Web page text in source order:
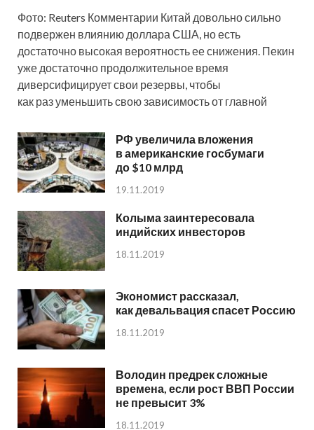
Фото: Reuters Комментарии Китай довольно сильно
подвержен влиянию доллара США, но есть
достаточно высокая вероятность ее снижения. Пекин
уже достаточно продолжительное время
диверсифицирует свои резервы, чтобы
как раз уменьшить свою зависимость от главной
РФ увеличила вложения
в американские госбумаги
до $10 млрд
19.11.2019
Колыма заинтересовала
индийских инвесторов
18.11.2019
Экономист рассказал,
как девальвация спасет Россию
18.11.2019
Володин предрек сложные
времена, если рост ВВП России
не превысит 3%
18.11.2019